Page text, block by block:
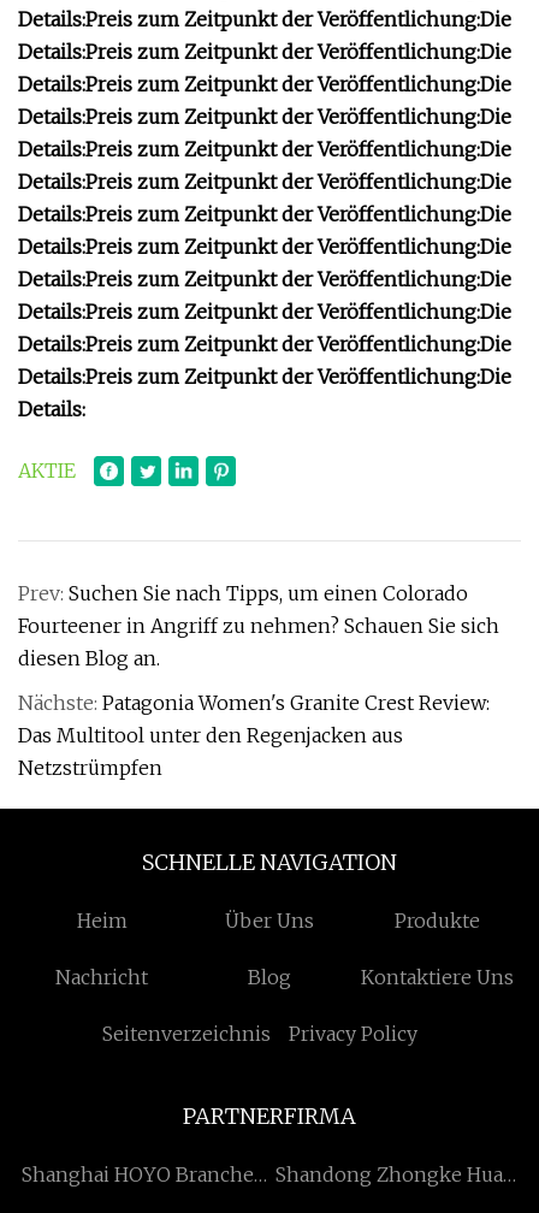
Details:Preis zum Zeitpunkt der Veröffentlichung:Die
Details:Preis zum Zeitpunkt der Veröffentlichung:Die
Details:Preis zum Zeitpunkt der Veröffentlichung:Die
Details:Preis zum Zeitpunkt der Veröffentlichung:Die
Details:Preis zum Zeitpunkt der Veröffentlichung:Die
Details:Preis zum Zeitpunkt der Veröffentlichung:Die
Details:Preis zum Zeitpunkt der Veröffentlichung:Die
Details:Preis zum Zeitpunkt der Veröffentlichung:Die
Details:Preis zum Zeitpunkt der Veröffentlichung:Die
Details:Preis zum Zeitpunkt der Veröffentlichung:Die
Details:Preis zum Zeitpunkt der Veröffentlichung:Die
Details:Preis zum Zeitpunkt der Veröffentlichung:Die
Details:
AKTIE
Prev: Suchen Sie nach Tipps, um einen Colorado
Fourteener in Angriff zu nehmen? Schauen Sie sich
diesen Blog an.
Nächste: Patagonia Women's Granite Crest Review:
Das Multitool unter den Regenjacken aus
Netzstrümpfen
SCHNELLE NAVIGATION
Heim Über Uns Produkte
Nachricht Blog Kontaktiere Uns
Seitenverzeichnis Privacy Policy
PARTNERFIRMA
Shanghai HOYO Branchen
Shandong Zhongke Huali